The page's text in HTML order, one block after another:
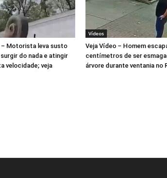
– Motorista leva susto
do nada e atingir
velocidade; veja
Vídeos
Veja Vídeo – Homem
centímetros de ser
árvore durante ventania no